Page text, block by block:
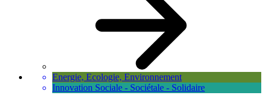
Energie, Ecologie, Environnement
Innovation Sociale - Sociétale - Solidaire